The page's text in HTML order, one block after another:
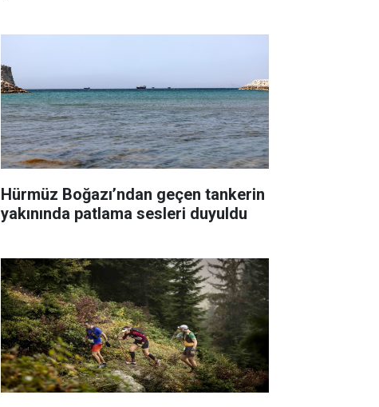
Hürmüz Boğazı’ndan geçen tankerin
yakınında patlama sesleri duyuldu